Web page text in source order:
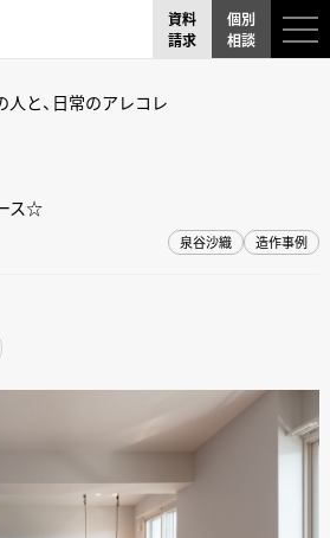
資料
請求
個別
相談
人と、日常のアレコレ
ス☆
泉谷沙織 造作事例